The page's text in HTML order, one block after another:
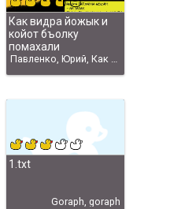
Как видра йожык и
койот бъолку
помахали
Павленко, Юрий, Как видра, йожык, коъот..." Юрий Павленко
1.txt
Goraph, goraph